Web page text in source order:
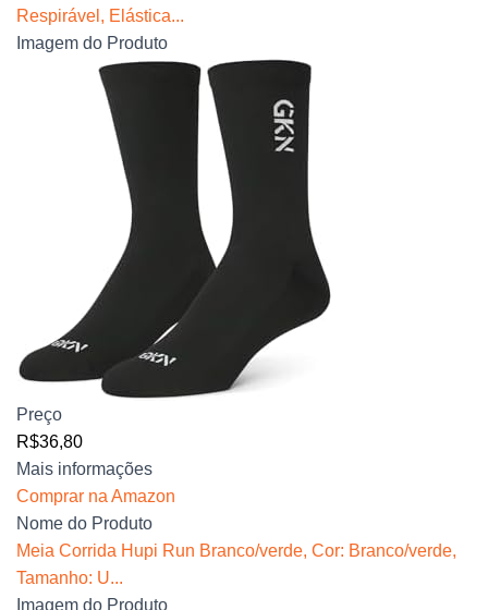
Respirável, Elástica...
Imagem do Produto
Preço
R$36,80
Mais informações
Comprar na Amazon
Nome do Produto
Meia Corrida Hupi Run Branco/verde, Cor: Branco/verde,
Tamanho: U...
Imagem do Produto